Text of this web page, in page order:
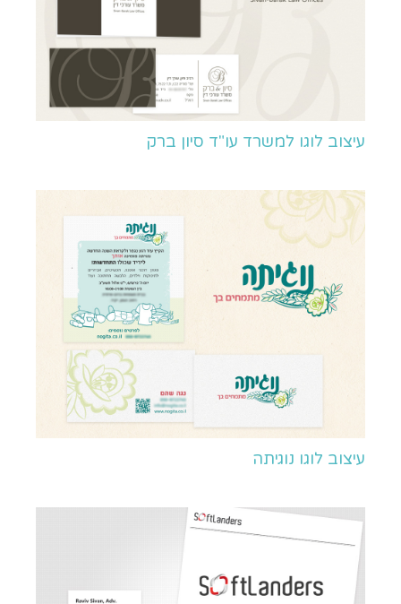
עיצוב לוגו למשרד עו"ד סיון ברק
עיצוב לוגו נוגיתה